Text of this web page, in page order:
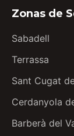
Zonas de
Sabadell
Terrassa
Sant Cugat
Cerdanyola
Barberà del